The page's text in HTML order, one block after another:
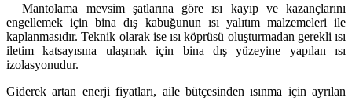
Mantolama mevsim şatlarına göre ısı kayıp ve kazançlarını
engellemek için bina dış kabuğunun ısı yalıtım malzemeleri ile
kaplanmasıdır. Teknik olarak ise ısı köprüsü oluşturmadan gerekli ısı
iletim katsayısına ulaşmak için bina dış yüzeyine yapılan ısı
izolasyonudur.
Giderek artan enerji fiyatları, aile bütçesinden ısınma için ayrılan